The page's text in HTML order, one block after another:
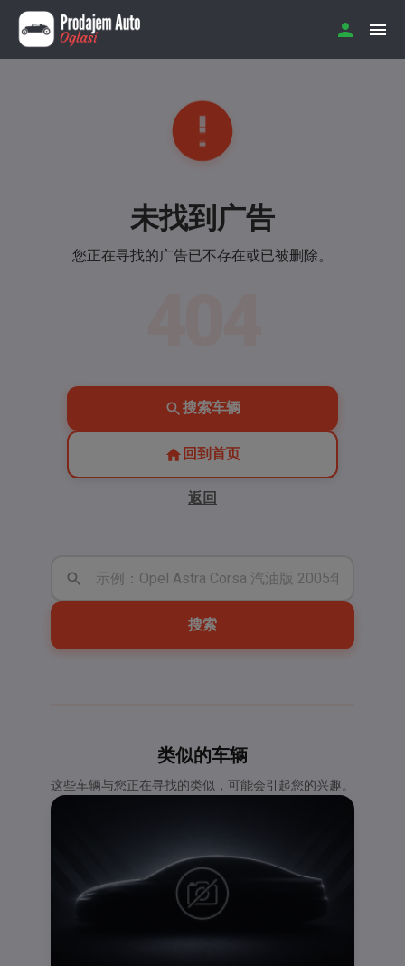
未找到广告
您正在寻找的广告已不存在或已被删除。
搜索车辆
回到首页
返回
搜索
类似的车辆
这些车辆与您正在寻找的类似，可能会引起您的兴趣。